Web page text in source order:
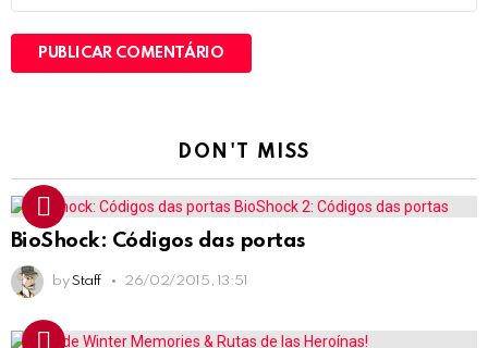
DON'T MISS
BioShock: Códigos das portas
by Staff 26/02/2015, 13:51